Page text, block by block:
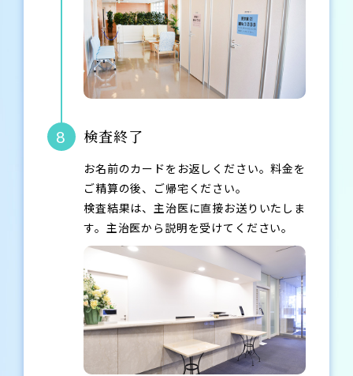
8 検査終了
お名前のカードをお返しください。料金を
ご精算の後、ご帰宅ください。
検査結果は、主治医に直接お送りいたしま
す。主治医から説明を受けてください。